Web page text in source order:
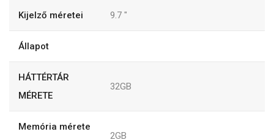
Kijelző méretei 9.7 "
Állapot
HÁTTÉRTÁR
MÉRETE
32GB
Memória mérete
2GB